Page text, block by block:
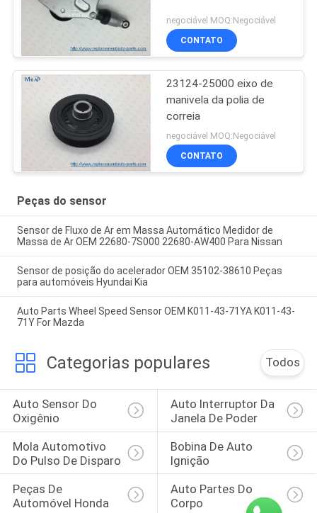
negociável MOQ:Negociável
CONTATO
23124-25000 eixo de
manivela da polia de
correia
negociável MOQ:Negociável
CONTATO
Peças do sensor
Sensor de Fluxo de Ar em Massa Automático Medidor de
Massa de Ar OEM 22680-7S000 22680-AW400 Para Nissan
Sensor de posição do acelerador OEM 35102-38610 Peças
para automóveis Hyundai Kia
Auto Parts Wheel Speed Sensor OEM K011-43-71YA K011-43-
71Y For Mazda
Categorias populares Todos
Auto Sensor Do
Oxigênio
Auto Interruptor Da
Janela De Poder
Mola Automotivo
Do Pulso De Disparo
Bobina De Auto
Ignição
Peças De
Automóvel Honda
Auto Partes Do
Corpo